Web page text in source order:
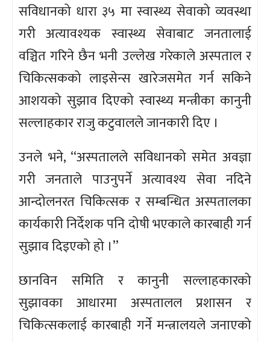
सविधानको धारा ३५ मा स्वास्थ्य सेवाको व्यवस्था
गरी अत्यावश्यक स्वास्थ्य सेवाबाट जनतालाई
वञ्चित गरिने छैन भनी उल्लेख गरेकाले अस्पताल र
चिकित्सकको लाइसेन्स खारेजसमेत गर्न सकिने
आशयको सुझाव दिएको स्वास्थ्य मन्त्रीका कानुनी
सल्लाहकार राजु कटुवालले जानकारी दिए ।
उनले भने, ‘‘अस्पतालले सविधानको समेत अवज्ञा
गरी जनताले पाउनुपर्ने अत्यावश्य सेवा नदिने
आन्दोलनरत चिकित्सक र सम्बन्धित अस्पतालका
कार्यकारी निर्देशक पनि दोषी भएकाले कारबाही गर्न
सुझाव दिइएको हो ।’’
छानविन समिति र कानुनी सल्लाहकारको
सुझावका आधारमा अस्पतालल प्रशासन र
चिकित्सकलाई कारबाही गर्ने मन्त्रालयले जनाएको